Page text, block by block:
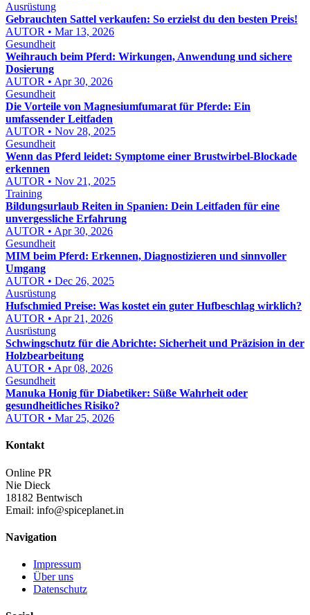
Ausrüstung
Gebrauchten Sattel verkaufen: So erzielst du den besten Preis!
AUTOR • Mar 13, 2026
Gesundheit
Weihrauch beim Pferd: Wirkungen, Anwendung und sichere
Dosierung
AUTOR • Apr 30, 2026
Gesundheit
Die Vorteile von Magnesiumfumarat für Pferde: Ein
umfassender Leitfaden
AUTOR • Nov 28, 2025
Gesundheit
Wenn das Pferd leidet: Symptome einer Brustwirbel-Blockade
erkennen
AUTOR • Nov 21, 2025
Training
Bildungsurlaub Reiten in Spanien: Dein Leitfaden für eine
unvergessliche Erfahrung
AUTOR • Apr 30, 2026
Gesundheit
MIM beim Pferd: Erkennen, Diagnostizieren und sinnvoller
Umgang
AUTOR • Dec 26, 2025
Ausrüstung
Hufschmied Preise: Was kostet ein guter Hufbeschlag wirklich?
AUTOR • Apr 21, 2026
Ausrüstung
Schwingschutz für die Abrichte: Sicherheit und Präzision in der
Holzbearbeitung
AUTOR • Apr 08, 2026
Gesundheit
Manuka Honig für Diabetiker: Süße Wahrheit oder
gesundheitliches Risiko?
AUTOR • Mar 25, 2026
Kontakt
Online PR
Nie Dieck
18182 Bentwisch
Email: info@spiceplanet.in
Navigation
Impressum
Über uns
Datenschutz